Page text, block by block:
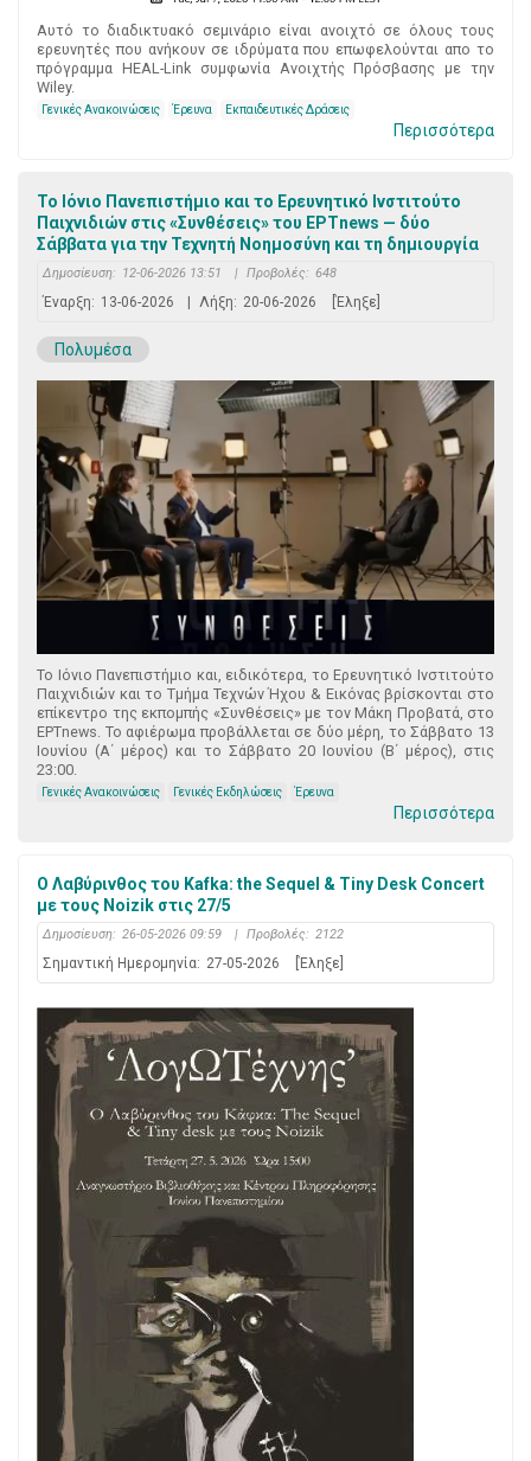
Αυτό το διαδικτυακό σεμινάριο είναι ανοιχτό σε όλους τους
ερευνητές που ανήκουν σε ιδρύματα που επωφελούνται απο το
πρόγραμμα HEAL-Link συμφωνία Ανοιχτής Πρόσβασης με την
Wiley.
Γενικές Ανακοινώσεις Έρευνα Εκπαιδευτικές Δράσεις
Περισσότερα
Το Ιόνιο Πανεπιστήμιο και το Ερευνητικό Ινστιτούτο
Παιχνιδιών στις «Συνθέσεις» του ΕΡΤnews — δύο
Σάββατα για την Τεχνητή Νοημοσύνη και τη δημιουργία
Δημοσίευση: 12-06-2026 13:51 | Προβολές: 648
Έναρξη: 13-06-2026 Λήξη: 20-06-2026 [Έληξε]
Πολυμέσα
Το Ιόνιο Πανεπιστήμιο και, ειδικότερα, το Ερευνητικό Ινστιτούτο
Παιχνιδιών και το Τμήμα Τεχνών Ήχου & Εικόνας βρίσκονται στο
επίκεντρο της εκπομπής «Συνθέσεις» με τον Μάκη Προβατά, στο
ΕΡΤnews. Το αφιέρωμα προβάλλεται σε δύο μέρη, το Σάββατο 13
Ιουνίου (Α΄ μέρος) και το Σάββατο 20 Ιουνίου (Β΄ μέρος), στις
23:00.
Γενικές Ανακοινώσεις Γενικές Εκδηλώσεις Έρευνα
Περισσότερα
Ο Λαβύρινθος του Kafka: the Sequel & Tiny Desk Concert
με τους Noizik στις 27/5
Δημοσίευση: 26-05-2026 09:59 | Προβολές: 2122
Σημαντική Ημερομηνία: 27-05-2026 [Έληξε]